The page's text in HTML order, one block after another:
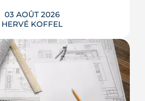
03 AOÛT 2026
HERVÉ KOFFEL
se sont stabilisés cet
de leur niveau du